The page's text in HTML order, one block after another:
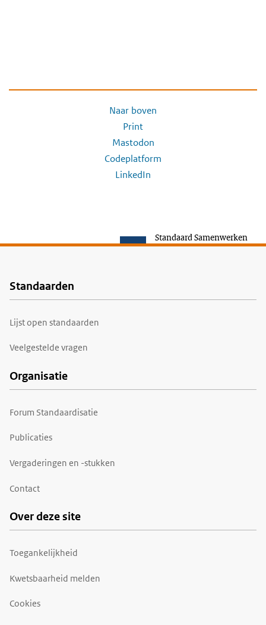
Naar boven
Print
Mastodon
Codeplatform
LinkedIn
Standaard Samenwerken
Voet
Standaarden
Lijst open standaarden
Veelgestelde vragen
Organisatie
Forum Standaardisatie
Publicaties
Vergaderingen en -stukken
Contact
Over deze site
Toegankelijkheid
Kwetsbaarheid melden
Cookies